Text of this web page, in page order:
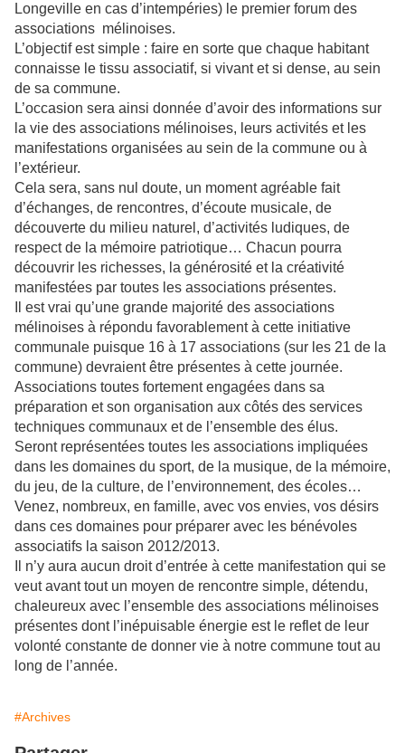
Longeville en cas d’intempéries) le premier forum des
associations mélinoises.
L’objectif est simple : faire en sorte que chaque habitant
connaisse le tissu associatif, si vivant et si dense, au sein
de sa commune.
L’occasion sera ainsi donnée d’avoir des informations sur
la vie des associations mélinoises, leurs activités et les
manifestations organisées au sein de la commune ou à
l’extérieur.
Cela sera, sans nul doute, un moment agréable fait
d’échanges, de rencontres, d’écoute musicale, de
découverte du milieu naturel, d’activités ludiques, de
respect de la mémoire patriotique… Chacun pourra
découvrir les richesses, la générosité et la créativité
manifestées par toutes les associations présentes.
Il est vrai qu’une grande majorité des associations
mélinoises à répondu favorablement à cette initiative
communale puisque 16 à 17 associations (sur les 21 de la
commune) devraient être présentes à cette journée.
Associations toutes fortement engagées dans sa
préparation et son organisation aux côtés des services
techniques communaux et de l’ensemble des élus.
Seront représentées toutes les associations impliquées
dans les domaines du sport, de la musique, de la mémoire,
du jeu, de la culture, de l’environnement, des écoles…
Venez, nombreux, en famille, avec vos envies, vos désirs
dans ces domaines pour préparer avec les bénévoles
associatifs la saison 2012/2013.
Il n’y aura aucun droit d’entrée à cette manifestation qui se
veut avant tout un moyen de rencontre simple, détendu,
chaleureux avec l’ensemble des associations mélinoises
présentes dont l’inépuisable énergie est le reflet de leur
volonté constante de donner vie à notre commune tout au
long de l’année.
#Archives